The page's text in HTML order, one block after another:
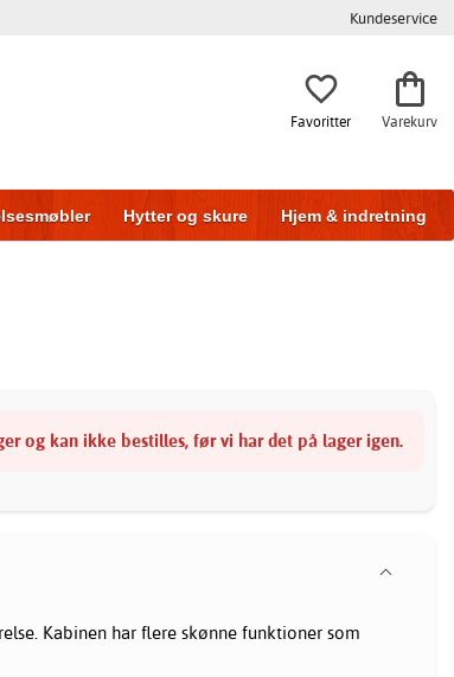
Kundeservice
Favoritter Varekurv
Hytter og skure Hjem & indretning
og kan ikke bestilles, før vi har det på lager igen.
Kabinen har flere skønne funktioner som